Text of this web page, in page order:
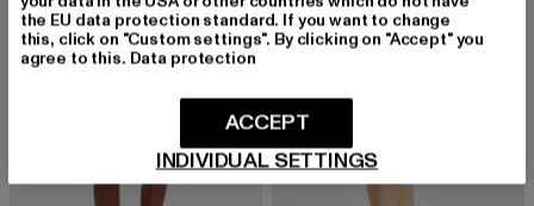
the EU data protection standard. If you want to change
this, click on "Custom settings". By clicking on "Accept" you
agree to this. Data protection
INDIVIDUAL SETTINGS
ACCEPT